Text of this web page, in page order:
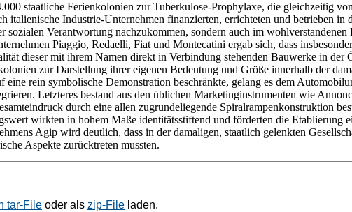
staatliche Ferienkolonien zur Tuberkulose-Prophylaxe, die gleichzeitig
italienische Industrie-Unternehmen finanzierten, errichteten und betrieben in
Verantwortung nachzukommen, sondern auch im wohlverstandenen
Piaggio, Redaelli, Fiat und Montecatini ergab sich, dass
dieser mit ihrem Namen direkt in Verbindung stehenden Bauwerke in
zur Darstellung ihrer eigenen Bedeutung und Größe innerhalb der
rein symbolische Demonstration beschränkte, gelang es dem
Letzteres bestand aus den üblichen Marketinginstrumenten wie
durch eine allen zugrundeliegende Spiralrampenkonstruktion
wirkten in hohem Maße identitätsstiftend und förderten die Etablierung
Agip wird deutlich, dass in der damaligen, staatlich gelenkten
Aspekte zurücktreten mussten.
tar-File oder als zip-File laden.